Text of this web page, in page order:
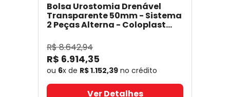
Bolsa Urostomia Drenável
Transparente 50mm - Sistema
2 Peças Alterna - Coloplast
R$8.642,94
R$ 6.914,35
ou 6x de R$1.152,39 no crédito
Ver Detalhes